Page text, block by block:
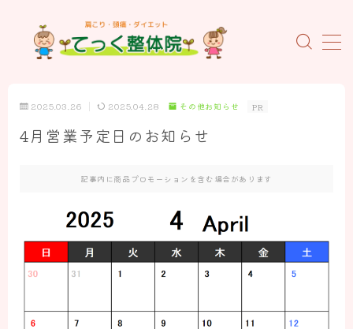
MENU
ホーム
初めての方へ
スタッフの紹介
2025.03.26 2025.04.28 その他お知らせ PR
4月営業予定日のお知らせ
記事内に商品プロモーションを含む場合があります